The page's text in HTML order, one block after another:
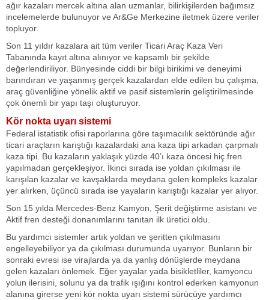
ağır kazaları mercek altına alan uzmanlar, bilirkişilerden bağımsız
incelemelerde bulunuyor ve Ar&Ge Merkezine iletmek üzere veriler
topluyor.
Son 11 yıldır kazalara ait tüm veriler Ticari Araç Kaza Veri
Tabanında kayıt altına alınıyor ve kapsamlı bir şekilde
değerlendiriliyor. Bünyesinde ciddi bir bilgi birikimi ve deneyimi
barındıran ve yaşanmış gerçek kazalardan elde edilen bu çalışma,
araç güvenliğine yönelik aktif ve pasif sistemlerin geliştirilmesinde
çok önemli bir yapı taşı oluşturuyor.
Kör nokta uyarı sistemi
Federal istatistik ofisi raporlarına göre taşımacılık sektöründe ağır
ticari araçların karıştığı kazalardaki ana kaza tipi arkadan çarpmalı
kaza tipi. Bu kazaların yaklaşık yüzde 40’ı kaza öncesi hiç fren
yapılmadan gerçekleşiyor. İkinci sırada ise yoldan çıkılması ile
karışılan kazalar ve kavşaklarda meydana gelen kompleks kazalar
yer alırken, üçüncü sırada ise yayaların karıştığı kazalar yer alıyor.
Son 15 yılda Mercedes-Benz Kamyon, Şerit değiştirme asistanı ve
Aktif fren desteği donanımlarını tanıtan ilk üretici oldu.
Bu yardımcı sistemler artık yoldan ve şeritten çıkılmasını
engelleyebiliyor ya da çıkılması durumunda uyarıyor. Bunların bir
sonraki evresi ise virajlarda ya da yanlış dönüşlerde meydana
gelen kazaları önlemek. Eğer yayalar yada bisikletliler, kamyoncu
yolun ilerisini, solunu ya da trafik ışığını kontrol ederken kamyonun
alanına girerse yeni kör nokta uyarı sistemi sürücüye yardımcı